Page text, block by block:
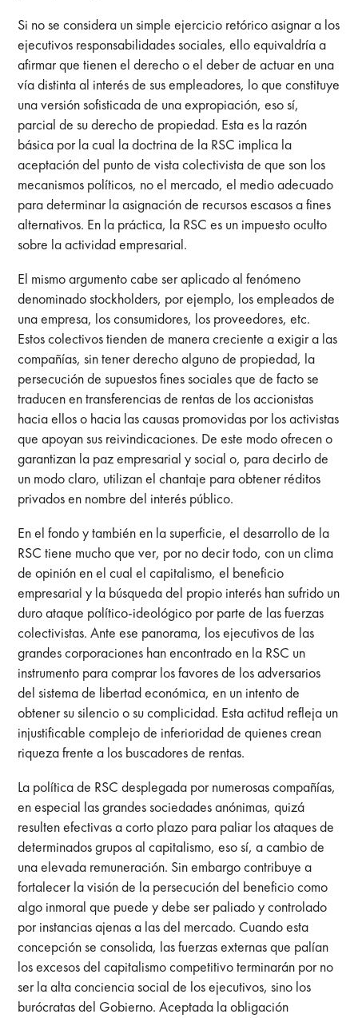
Si no se considera un simple ejercicio retórico asignar a los
ejecutivos responsabilidades sociales, ello equivaldría a
afirmar que tienen el derecho o el deber de actuar en una
vía distinta al interés de sus empleadores, lo que constituye
una versión sofisticada de una expropiación, eso sí,
parcial de su derecho de propiedad. Esta es la razón
básica por la cual la doctrina de la RSC implica la
aceptación del punto de vista colectivista de que son los
mecanismos políticos, no el mercado, el medio adecuado
para determinar la asignación de recursos escasos a fines
alternativos. En la práctica, la RSC es un impuesto oculto
sobre la actividad empresarial.
El mismo argumento cabe ser aplicado al fenómeno
denominado stockholders, por ejemplo, los empleados de
una empresa, los consumidores, los proveedores, etc.
Estos colectivos tienden de manera creciente a exigir a las
compañías, sin tener derecho alguno de propiedad, la
persecución de supuestos fines sociales que de facto se
traducen en transferencias de rentas de los accionistas
hacia ellos o hacia las causas promovidas por los activistas
que apoyan sus reivindicaciones. De este modo ofrecen o
garantizan la paz empresarial y social o, para decirlo de
un modo claro, utilizan el chantaje para obtener réditos
privados en nombre del interés público.
En el fondo y también en la superficie, el desarrollo de la
RSC tiene mucho que ver, por no decir todo, con un clima
de opinión en el cual el capitalismo, el beneficio
empresarial y la búsqueda del propio interés han sufrido un
duro ataque político-ideológico por parte de las fuerzas
colectivistas. Ante ese panorama, los ejecutivos de las
grandes corporaciones han encontrado en la RSC un
instrumento para comprar los favores de los adversarios
del sistema de libertad económica, en un intento de
obtener su silencio o su complicidad. Esta actitud refleja un
injustificable complejo de inferioridad de quienes crean
riqueza frente a los buscadores de rentas.
La política de RSC desplegada por numerosas compañías,
en especial las grandes sociedades anónimas, quizá
resulten efectivas a corto plazo para paliar los ataques de
determinados grupos al capitalismo, eso sí, a cambio de
una elevada remuneración. Sin embargo contribuye a
fortalecer la visión de la persecución del beneficio como
algo inmoral que puede y debe ser paliado y controlado
por instancias ajenas a las del mercado. Cuando esta
concepción se consolida, las fuerzas externas que palían
los excesos del capitalismo competitivo terminarán por no
ser la alta conciencia social de los ejecutivos, sino los
burócratas del Gobierno. Aceptada la obligación